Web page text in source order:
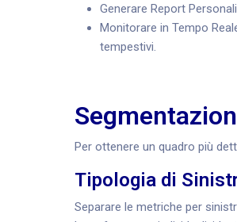
Generare Report
Monitorare in Tempo
tempestivi.
Per ottenere un quadro più
Tipologia di
Separare le metriche per